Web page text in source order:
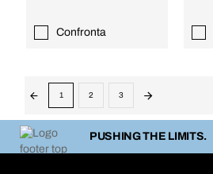
Confronta
1 2 3
PUSHING THE LIMITS.